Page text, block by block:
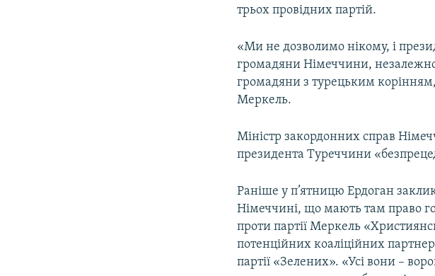
трьох провідних партій.
«Ми не дозволимо нікому, і
громадяни Німеччини, незалежно
громадяни з турецьким
Меркель.
Міністр закордонних справ
президента Туреччини
Раніше у п’ятницю Ердоган
Німеччині, що мають там право
проти партії Меркель
потенційних коаліційних
партії «Зелених». «Усі вони –